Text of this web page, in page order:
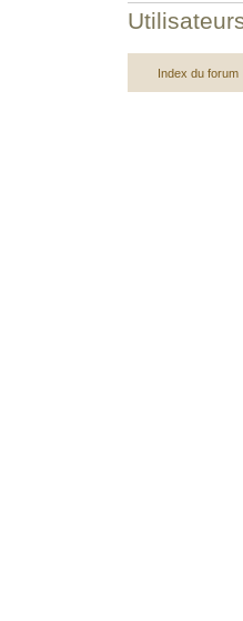
Index du forum